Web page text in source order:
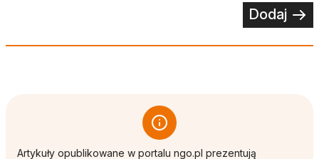
Dodaj
Artykuły opublikowane w portalu ngo.pl prezentują